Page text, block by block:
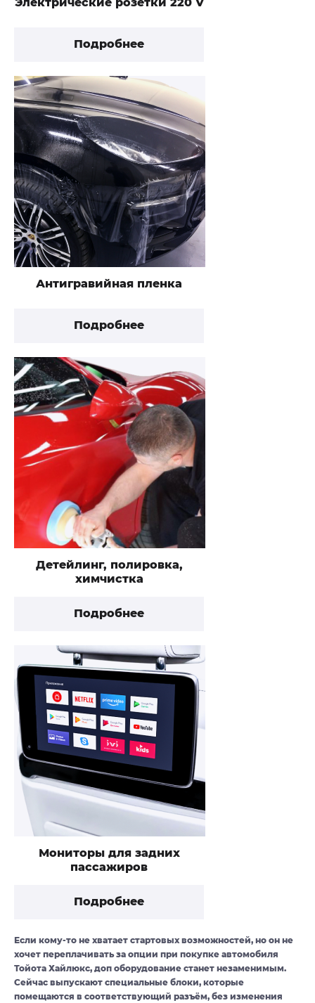
Подробнее
Антигравийная пленка
Подробнее
Детейлинг, полировка,
химчистка
Подробнее
Мониторы для задних
пассажиров
Подробнее
Если кому-то не хватает стартовых возможностей, но он не
хочет переплачивать за опции при покупке автомобиля
Тойота Хайлюкс, доп оборудование станет незаменимым.
Сейчас выпускают специальные блоки, которые
помещаются в соответствующий разъём, без изменения